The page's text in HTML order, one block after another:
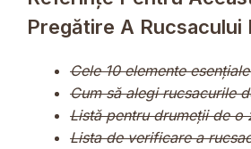
Pregătire A Rucsacului
Cele 10 elemente
Cum să alegi rucsacurile
Listă pentru drumeții de o
Lista de verificare a